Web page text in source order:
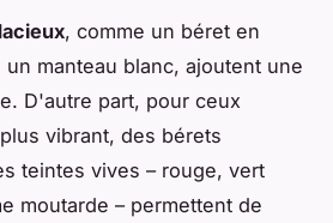
, comme un béret en
manteau blanc, ajoutent une
D'autre part, pour ceux
vibrant, des bérets
teintes vives – rouge, vert
moutarde – permettent de